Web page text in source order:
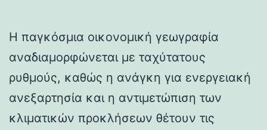
Η παγκόσμια οικονομική γεωγραφία
αναδιαμορφώνεται με ταχύτατους
ρυθμούς, καθώς η ανάγκη για ενεργειακή
ανεξαρτησία και η αντιμετώπιση των
κλιματικών προκλήσεων θέτουν τις